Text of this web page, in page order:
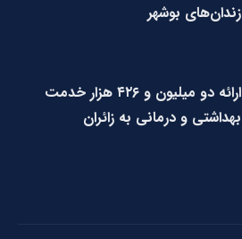
زندان‌های بوشهر
ارائه دو میلیون و ۴۲۶ هزار خدمت
بهداشتی و درمانی به زائران